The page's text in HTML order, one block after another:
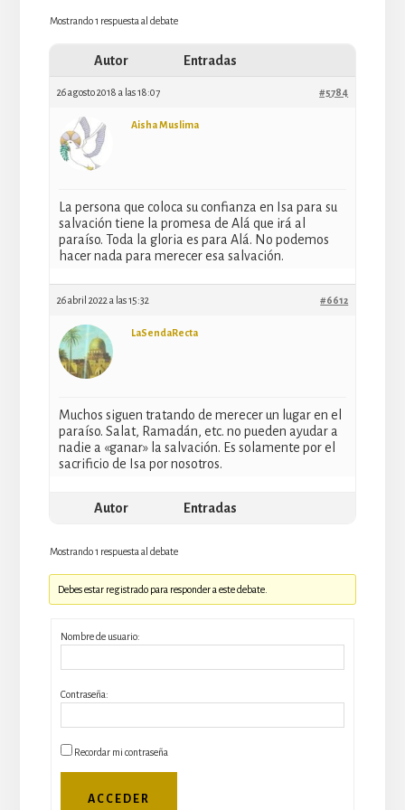
Mostrando 1 respuesta al debate
Autor Entradas
26 agosto 2018 a las 18:07 #5784
Aisha Muslima
La persona que coloca su confianza en Isa para su
salvación tiene la promesa de Alá que irá al
paraíso. Toda la gloria es para Alá. No podemos
hacer nada para merecer esa salvación.
26 abril 2022 a las 15:32 #6612
LaSendaRecta
Muchos siguen tratando de merecer un lugar en el
paraíso. Salat, Ramadán, etc. no pueden ayudar a
nadie a «ganar» la salvación. Es solamente por el
sacrificio de Isa por nosotros.
Autor Entradas
Mostrando 1 respuesta al debate
Debes estar registrado para responder a este debate.
Nombre de usuario:
Contraseña:
Recordar mi contraseña
ACCEDER